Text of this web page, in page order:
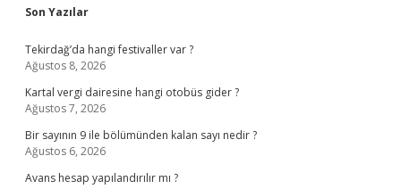
Sidebar
Son Yazılar
Tekirdağ’da hangi festivaller var ?
Ağustos 8, 2026
Kartal vergi dairesine hangi otobüs gider ?
Ağustos 7, 2026
Bir sayının 9 ile bölümünden kalan sayı nedir ?
Ağustos 6, 2026
Avans hesap yapılandırılır mı ?